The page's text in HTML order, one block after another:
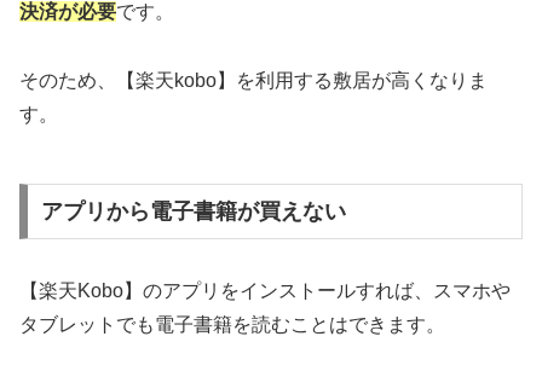
決済が必要です。
そのため、【楽天kobo】を利用する敷居が高くなりま
す。
アプリから電子書籍が買えない
【楽天Kobo】のアプリをインストールすれば、スマホや
タブレットでも電子書籍を読むことはできます。